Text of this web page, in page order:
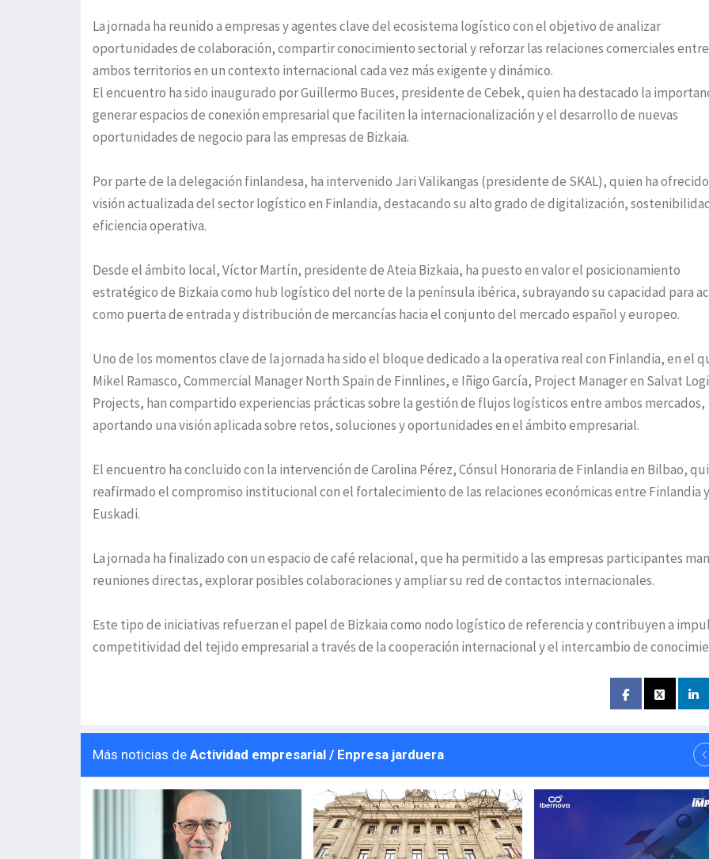
La jornada ha reunido a empresas y agentes clave del ecosistema logístico con el objetivo de analizar
oportunidades de colaboración, compartir conocimiento sectorial y reforzar las relaciones comerciales entre
ambos territorios en un contexto internacional cada vez más exigente y dinámico.
El encuentro ha sido inaugurado por Guillermo Buces, presidente de Cebek, quien ha destacado la
generar espacios de conexión empresarial que faciliten la internacionalización y el desarrollo de nuevas
oportunidades de negocio para las empresas de Bizkaia.
Por parte de la delegación finlandesa, ha intervenido Jari Välikangas (presidente de SKAL), quien ha
visión actualizada del sector logístico en Finlandia, destacando su alto grado de digitalización,
eficiencia operativa.
Desde el ámbito local, Víctor Martín, presidente de Ateia Bizkaia, ha puesto en valor el posicionamiento
estratégico de Bizkaia como hub logístico del norte de la península ibérica, subrayando su capacidad para
como puerta de entrada y distribución de mercancías hacia el conjunto del mercado español y europeo.
Uno de los momentos clave de la jornada ha sido el bloque dedicado a la operativa real con Finlandia, en el
Mikel Ramasco, Commercial Manager North Spain de Finnlines, e Iñigo García, Project Manager en Salvat
Projects, han compartido experiencias prácticas sobre la gestión de flujos logísticos entre ambos mercados,
aportando una visión aplicada sobre retos, soluciones y oportunidades en el ámbito empresarial.
El encuentro ha concluido con la intervención de Carolina Pérez, Cónsul Honoraria de Finlandia en Bilbao,
reafirmado el compromiso institucional con el fortalecimiento de las relaciones económicas entre Finlandia y
Euskadi.
La jornada ha finalizado con un espacio de café relacional, que ha permitido a las empresas participantes
reuniones directas, explorar posibles colaboraciones y ampliar su red de contactos internacionales.
Este tipo de iniciativas refuerzan el papel de Bizkaia como nodo logístico de referencia y contribuyen a
competitividad del tejido empresarial a través de la cooperación internacional y el intercambio de
Más noticias de Actividad empresarial / Enpresa jarduera